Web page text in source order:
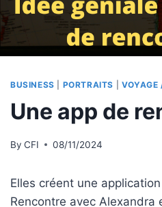
BUSINESS PORTRAITS VOYAGE
Une app de
By CFI 08/11/2024
Elles créent une
Rencontre avec Alexandra